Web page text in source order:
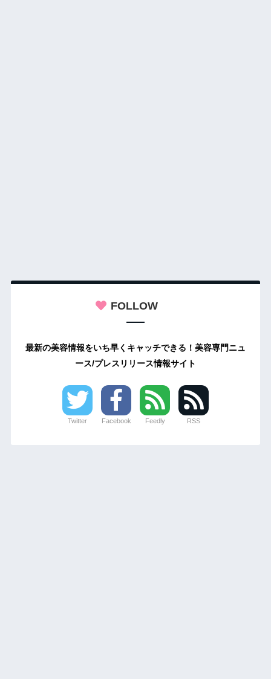
FOLLOW
最新の美容情報をいち早くキャッチできる！美容専門ニュ
ース/プレスリリース情報サイト
Twitter Facebook Feedly RSS